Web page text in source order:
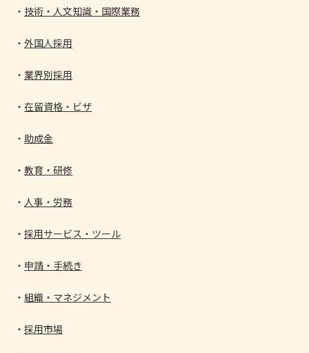
技術・人文知識・国際業務
外国人採用
業界別採用
在留資格・ビザ
助成金
教育・研修
人事・労務
採用サービス・ツール
申請・手続き
組織・マネジメント
採用市場